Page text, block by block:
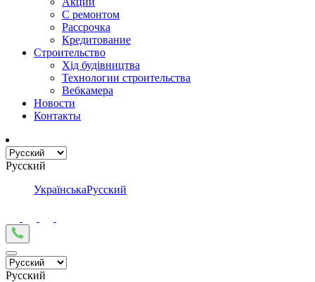
С ремонтом
Рассрочка
Кредитование
Строительство
Хід будівництва
Технологии строительства
Вебкамера
Новости
Контакты
Русский
УкраїнськаРусский
Русский